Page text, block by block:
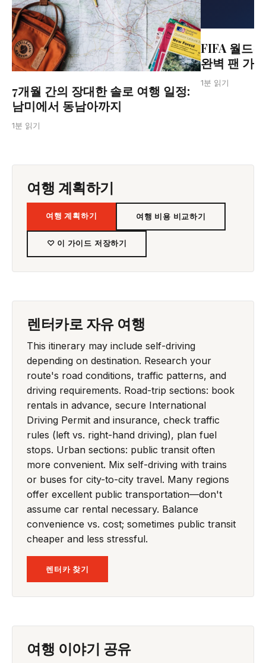
7개월 간의 장대한 솔로 여행 일정:
남미에서 동남아까지
1분 읽기
FIFA 월드
완벽 팬 가
1분 읽기
여행 계획하기
여행 계획하기 여행 비용 비교하기
♡ 이 가이드 저장하기
렌터카로 자유 여행
This itinerary may include self-driving
depending on destination. Research your
route's road conditions, traffic patterns, and
driving requirements. Road-trip sections: book
rentals in advance, secure International
Driving Permit and insurance, check traffic
rules (left vs. right-hand driving), plan fuel
stops. Urban sections: public transit often
more convenient. Mix self-driving with trains
or buses for city-to-city travel. Many regions
offer excellent public transportation—don't
assume car rental necessary. Balance
convenience vs. cost; sometimes public transit
cheaper and less stressful.
렌터카 찾기
여행 이야기 공유